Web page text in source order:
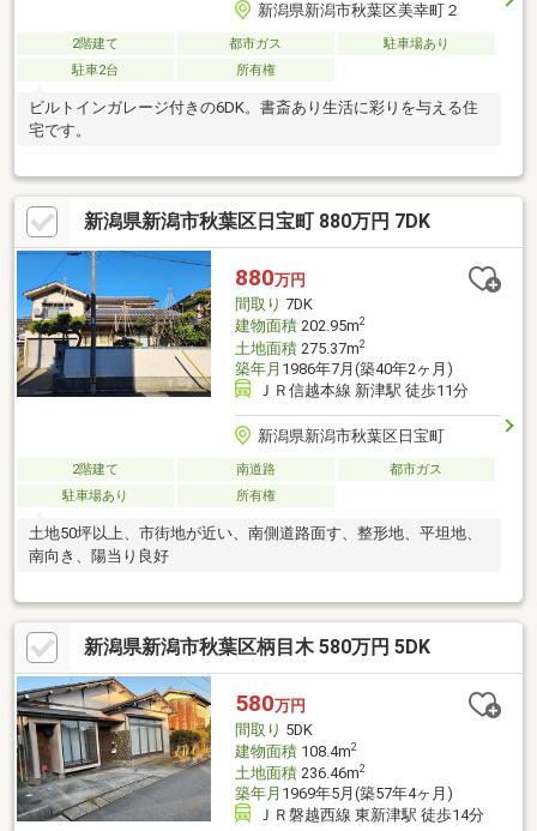
新潟県新潟市秋葉区美幸町２
2階建て 都市ガス
駐車場あり
駐車2台
所有権
ビルトインガレージ付きの6DK。書斎あり生活に彩りを与える住
宅です。
新潟県新潟市秋葉区日宝町 880万円 7DK
880万円
間取り 7DK
建物面積202.95m2
土地面積275.37m2
築年月 1986年7月(築40年2ヶ月)
ＪＲ信越本線 新津駅 徒歩11分
新潟県新潟市秋葉区日宝町
2階建て 南道路
都市ガス
駐車場あり
所有権
土地50坪以上、市街地が近い、南側道路面す、整形地、平坦地、
南向き、陽当り良好
新潟県新潟市秋葉区柄目木 580万円 5DK
580万円
間取り 5DK
建物面積108.4m2
土地面積236.46m2
築年月 1969年5月(築57年4ヶ月)
ＪＲ磐越西線 東新津駅 徒歩14分